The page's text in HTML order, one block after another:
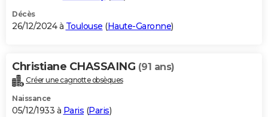
Décès
26/12/2024 à Toulouse (Haute-Garonne)
Christiane CHASSAING (91 ans)
Créer une cagnotte obsèques
Naissance
05/12/1933 à Paris (Paris)